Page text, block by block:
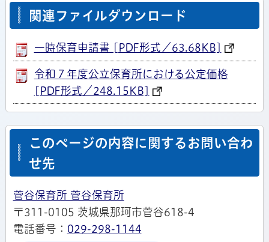
関連ファイルダウンロード
一時保育申請書 [PDF形式／63.68KB]
令和７年度公立保育所における公定価格
[PDF形式／248.15KB]
このページの内容に関するお問い合わ
せ先
菅谷保育所 菅谷保育所
〒311-0105 茨城県那珂市菅谷618-4
電話番号： 029-298-1144